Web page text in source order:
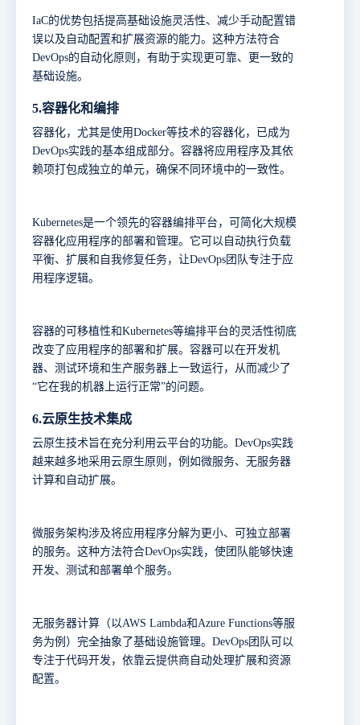
IaC的优势包括提高基础设施灵活性、减少手动配置错
误以及自动配置和扩展资源的能力。这种方法符合
DevOps的自动化原则，有助于实现更可靠、更一致的
基础设施。
5.容器化和编排
容器化，尤其是使用Docker等技术的容器化，已成为
DevOps实践的基本组成部分。容器将应用程序及其依
赖项打包成独立的单元，确保不同环境中的一致性。
Kubernetes是一个领先的容器编排平台，可简化大规模
容器化应用程序的部署和管理。它可以自动执行负载
平衡、扩展和自我修复任务，让DevOps团队专注于应
用程序逻辑。
容器的可移植性和Kubernetes等编排平台的灵活性彻底
改变了应用程序的部署和扩展。容器可以在开发机
器、测试环境和生产服务器上一致运行，从而减少了
“它在我的机器上运行正常”的问题。
6.云原生技术集成
云原生技术旨在充分利用云平台的功能。 DevOps实践
越来越多地采用云原生原则，例如微服务、无服务器
计算和自动扩展。
微服务架构涉及将应用程序分解为更小、可独立部署
的服务。这种方法符合DevOps实践，使团队能够快速
开发、测试和部署单个服务。
无服务器计算（以AWS Lambda和Azure Functions等服
务为例）完全抽象了基础设施管理。DevOps团队可以
专注于代码开发，依靠云提供商自动处理扩展和资源
配置。